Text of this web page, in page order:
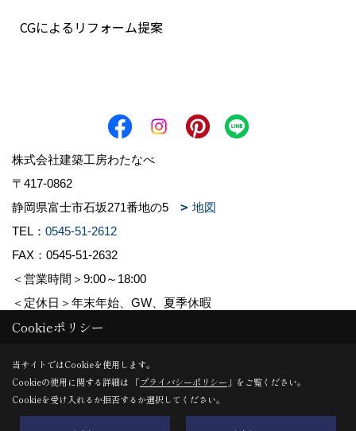
CGによるリフォーム提案
株式会社建築工房わたなべ
〒417-0862
静岡県富士市石坂271番地の5
地図
TEL： 0545-51-2612
FAX：0545-51-2632
＜営業時間＞9:00～18:00
＜定休日＞年末年始、GW、夏季休暇
Copyright (c) 株式会社建築工房わたなべ. All Rights Reserved.
Produced byゴデスクリエイト
Cookieポリシー
当サイトではCookieを使用します。
Cookieの使用に関する詳細は 「プライバシーポリシー 」をご覧ください。
Cookieを受け入れるか拒否するか選択してください。